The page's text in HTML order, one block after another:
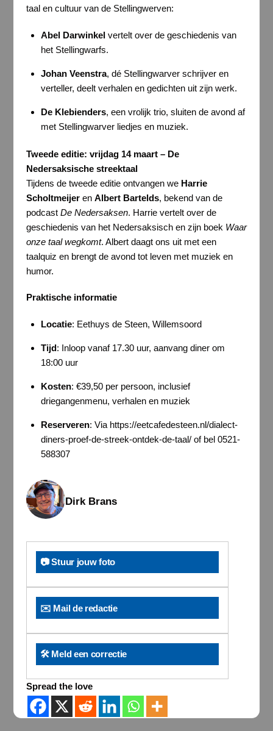
taal en cultuur van de Stellingwerven:
Abel Darwinkelvertelt over de geschiedenis van
het Stellingwarfs.
Johan Veenstra, dé Stellingwarver schrijver en
verteller, deelt verhalen en gedichten uit zijn werk.
De Klebienders, een vrolijk trio, sluiten de avond af
met Stellingwarver liedjes en muziek.
Tweede editie: vrijdag 14 maart – De
Nedersaksische streektaal
Tijdens de tweede editie ontvangen we Harrie
Scholtmeijeren Albert Bartelds, bekend van de
podcast De Nedersaksen. Harrie vertelt over de
geschiedenis van het Nedersaksisch en zijn boek Waar
onze taal wegkomt. Albert daagt ons uit met een
taalquiz en brengt de avond tot leven met muziek en
humor.
Praktische informatie
Locatie: Eethuys de Steen, Willemsoord
Tijd: Inloop vanaf 17.30 uur, aanvang diner om
18:00 uur
Kosten: €39,50 per persoon, inclusief
driegangenmenu, verhalen en muziek
Reserveren: Via https://eetcafedesteen.nl/dialect-
diners-proef-de-streek-ontdek-de-taal/ of bel 0521-
588307
Dirk Brans
📷 Stuur jouw foto
✉️ Mail de redactie
🛠️ Meld een correctie
Spread the love